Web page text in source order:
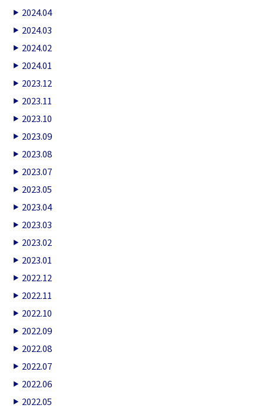
2024.04
2024.03
2024.02
2024.01
2023.12
2023.11
2023.10
2023.09
2023.08
2023.07
2023.05
2023.04
2023.03
2023.02
2023.01
2022.12
2022.11
2022.10
2022.09
2022.08
2022.07
2022.06
2022.05